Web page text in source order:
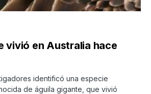
vivió en Australia hace
identificó una especie
de águila gigante, que vivió